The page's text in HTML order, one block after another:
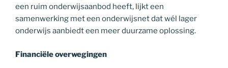
een ruim onderwijsaanbod heeft, lijkt een
samenwerking met een onderwijsnet dat wél lager
onderwijs aanbiedt een meer duurzame oplossing.
Financiële overwegingen